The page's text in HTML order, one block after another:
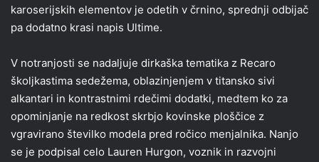
karoserijskih elementov je odetih v črnino, sprednji odbijač
pa dodatno krasi napis Ultime.
V notranjosti se nadaljuje dirkaška tematika z Recaro
školjkastima sedežema, oblazinjenjem v titansko sivi
alkantari in kontrastnimi rdečimi dodatki, medtem ko za
opominjanje na redkost skrbjo kovinske ploščice z
vgravirano številko modela pred ročico menjalnika. Nanjo
se je podpisal celo Lauren Hurgon, voznik in razvojni